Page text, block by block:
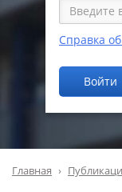
Справка
Войти
Главная